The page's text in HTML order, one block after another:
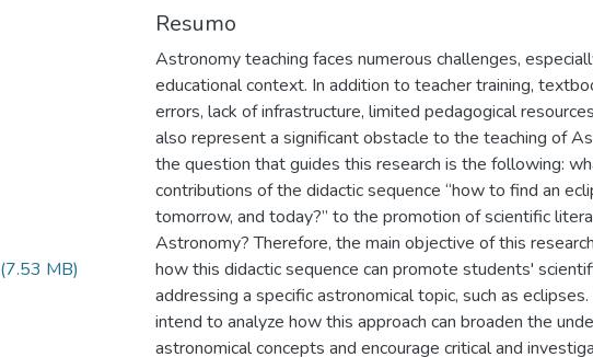
(7.53 MB)
Resumo
Astronomy teaching faces numerous challenges,
educational context. In addition to teacher training,
errors, lack of infrastructure, limited pedagogical
also represent a significant obstacle to the teaching of
the question that guides this research is the following:
contributions of the didactic sequence “how to find an
tomorrow, and today?” to the promotion of scientific
Astronomy? Therefore, the main objective of this
how this didactic sequence can promote students'
addressing a specific astronomical topic, such as
intend to analyze how this approach can broaden the
astronomical concepts and encourage critical and